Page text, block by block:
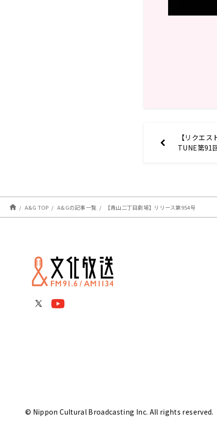
【リクエ
TUNE第91
A&G TOP A&Gの記事一覧 【青山二丁目劇場】リリース第954号
© Nippon Cultural Broadcasting Inc. All rights reserved.